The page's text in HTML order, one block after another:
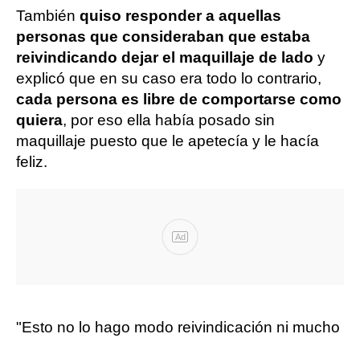
También quiso responder a aquellas
personas que consideraban que estaba
reivindicando dejar el maquillaje de lado y
explicó que en su caso era todo lo contrario,
cada persona es libre de comportarse como
quiera, por eso ella había posado sin
maquillaje puesto que le apetecía y le hacía
feliz.
Ad
"Esto no lo hago modo reivindicación ni mucho